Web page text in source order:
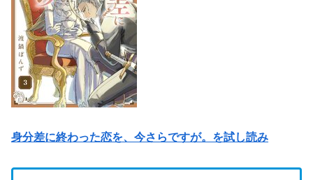
身分差に終わった恋を、今さらですが。を試し読み